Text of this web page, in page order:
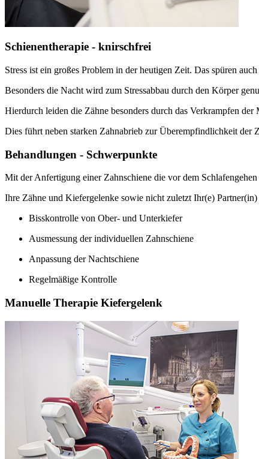
Schienentherapie - knirschfrei
Stress ist ein großes Problem in der heutigen Zeit. Das spüren
Besonders die Nacht wird zum Stressabbau durch den Körper
Hierdurch leiden die Zähne besonders durch das Verkrampfen
Dies führt neben starken Zahnabrieb zur Überempfindlichkeit der
Behandlungen - Schwerpunkte
Mit der Anfertigung einer Zahnschiene die vor dem
Ihre Zähne und Kiefergelenke sowie nicht zuletzt Ihr(e)
Bisskontrolle von Ober- und Unterkiefer
Ausmessung der individuellen Zahnschiene
Anpassung der Nachtschiene
Regelmäßige Kontrolle
Manuelle Therapie Kiefergelenk